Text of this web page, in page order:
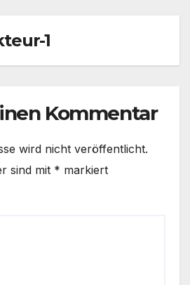
1
Kommentar
wird nicht veröffentlicht.
sind mit * markiert